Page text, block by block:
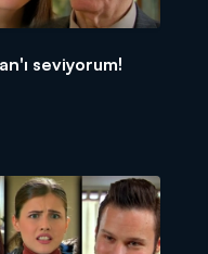
seviyorum!